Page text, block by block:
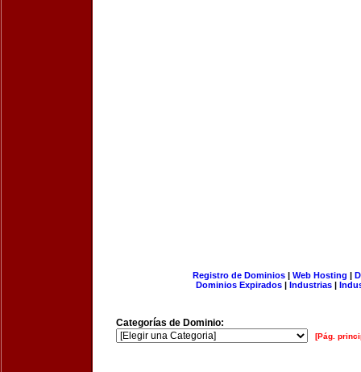
Registro de Dominios| Web Hosting |
Dominios Expirados | Industrias |
Categorías de Dominio:
[Pág.